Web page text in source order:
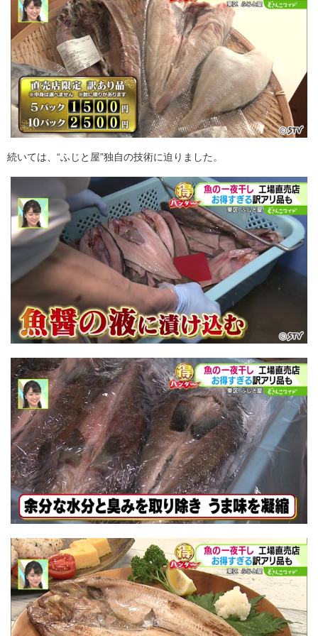
続いては、“ふじと屋”独自の技術に迫りました。